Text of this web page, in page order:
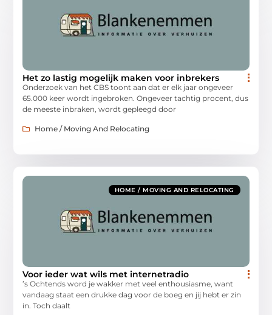
Het zo lastig mogelijk maken voor inbrekers
Onderzoek van het CBS toont aan dat er elk jaar ongeveer
65.000 keer wordt ingebroken. Ongeveer tachtig procent, dus
de meeste inbraken, wordt gepleegd door
Home / Moving And Relocating
HOME / MOVING AND RELOCATING
Voor ieder wat wils met internetradio
’s Ochtends word je wakker met veel enthousiasme, want
vandaag staat een drukke dag voor de boeg en jij hebt er zin
in. Toch daalt